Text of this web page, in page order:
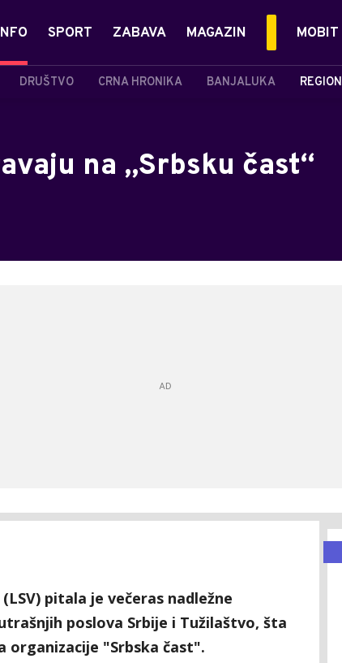
DRUŠTVO CRNA HRONIKA BANJALUKA REGION
SPORT ZABAVA MAGAZIN MOBIT
na „Srbsku čast“
pitala je večeras nadležne
poslova Srbije i Tužilaštvo, šta
organizacije "Srbska čast".